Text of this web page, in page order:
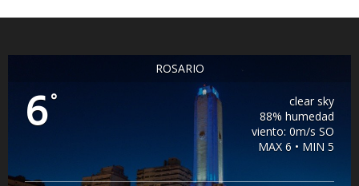
ROSARIO
6°
clear sky
88% humedad
viento: 0m/s SO
MAX 6 • MIN 5